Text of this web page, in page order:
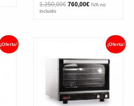
1.250,00€ El
760,00€ElIVA no
incluido
¡Oferta! ¡Oferta!